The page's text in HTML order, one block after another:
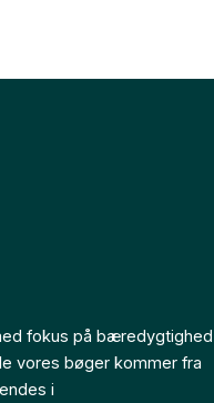
fokus på bæredygtighed
vores bøger kommer fra
i